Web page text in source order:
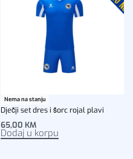
Nema na stanju
Dječji set dres i šorc rojal plavi
65,00 KM
Dodaj u korpu